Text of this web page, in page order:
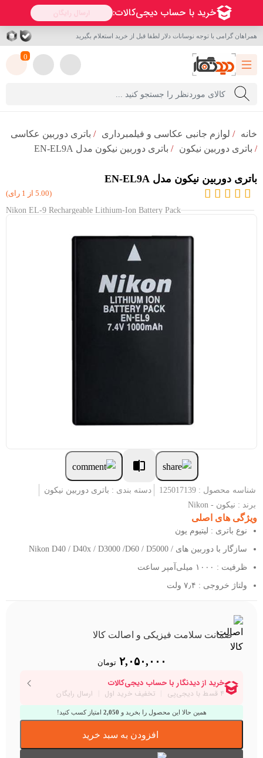
همراهان گرامی با توجه نوسانات دلار لطفا قبل از خرید استعلام بگیرید
0
خانه / لوازم جانبی عکاسی و فیلمبرداری / باتری دوربین عکاسی
/ باتری دوربین نیکون / باتری دوربین نیکون مدل EN-EL9A
باتری دوربین نیکون مدل EN-EL9A
(5.00 از 1 رای)
Nikon EL-9 Rechargeable Lithium-Ion Battery Pack
شناسه محصول : 125017139 دسته بندی : باتری دوربین نیکون
برند : نیکون - Nikon
ویژگی های اصلی
نوع باتری : لیتیوم یون
سازگار با دوربین های / Nikon D40 / D40x / D3000 /D60 / D5000
ظرفیت : ۱۰۰۰ میلی‌آمپر ساعت
ولتاژ خروجی : ۷٫۴ ولت
ضمانت سلامت فیزیکی و اصالت کالا
۲,۰۵۰,۰۰۰ تومان
همین حالا این محصول را بخرید و 2,050 امتیاز کسب کنید!
افزودن به سبد خرید